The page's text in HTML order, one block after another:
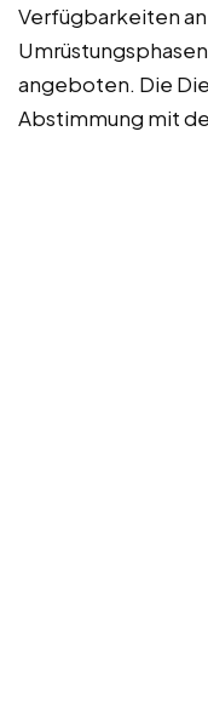
Verfügbarkeiten
angeboten. Die
Abstimmung mit